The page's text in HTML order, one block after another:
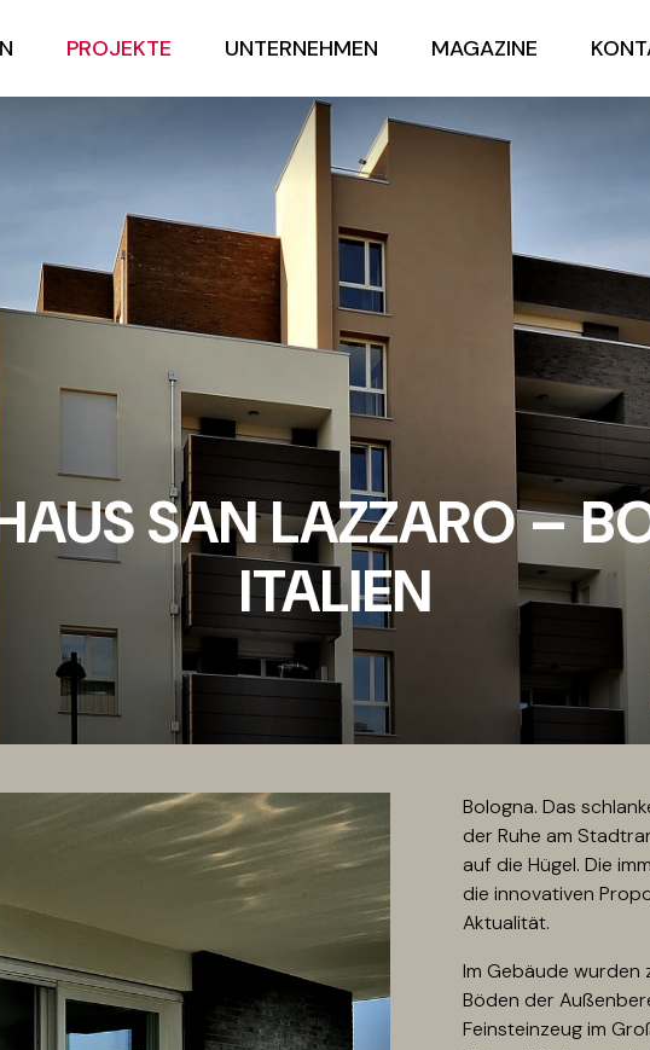
PROJEKTE UNTERNEHMEN MAGAZINE
SAN LAZZARO –
ITALIEN
Bologna. Das
der Ruhe am
auf die Hügel. Die
die innovativen
Aktualität.
Im Gebäude wurden
Böden der
Feinsteinzeug im